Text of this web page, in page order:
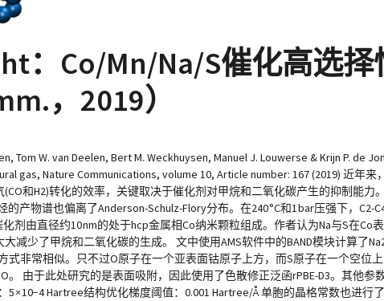
：Co/Mn/Na/S催化高选
，2019）
Tom W. van Deelen, Bert M. Weckhuysen, Manuel J. Louwerse & Krijn P.
gas, Nature Communications, volume 10, Article number: 167 (2019) 近年
和H2)转化的效率，关键取决于催化剂对甲烷和二氧化碳产生的抑制能力
产物谱也偏离了Anderson-Schulz-Flory分布。在240 °C和1 bar压强下，
剂由直径约10 nm的处于hcp金属相Co纳米颗粒组成。作者认为Na与S在
减少了甲烷和二氧化碳的生成。 文中使用AMS软件中的BAND模块计算了
式非常相似。只不过O原子在一个亚表面钴原子上方，而S原子在一个空位
由于此处研究的是表面吸附，因此使用了色散修正泛函rPBE-D3。其他参
× 10−4 Hartree结构优化梯度阈值：0.001 Hartree/Å 单胞的晶格常数也进行了